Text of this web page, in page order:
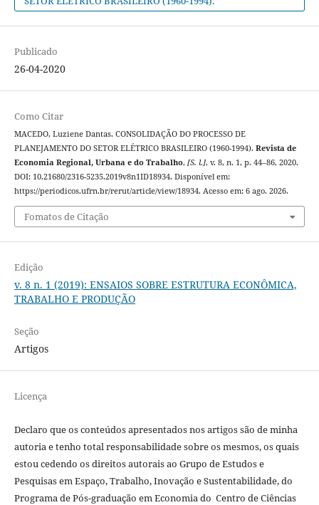
Publicado
26-04-2020
Como Citar
MACEDO, Luziene Dantas. CONSOLIDAÇÃO DO PROCESSO DE
PLANEJAMENTO DO SETOR ELÉTRICO BRASILEIRO (1960-1994). Revista de
Economia Regional, Urbana e do Trabalho, [S. l.], v. 8, n. 1, p. 44–86, 2020.
DOI: 10.21680/2316-5235.2019v8n1ID18934. Disponível em:
https://periodicos.ufrn.br/rerut/article/view/18934. Acesso em: 6 ago. 2026.
Fomatos de Citação
Edição
v. 8 n. 1 (2019): ENSAIOS SOBRE ESTRUTURA ECONÔMICA,
TRABALHO E PRODUÇÃO
Seção
Artigos
Licença
Declaro que os conteúdos apresentados nos artigos são de minha
autoria e tenho total responsabilidade sobre os mesmos, os quais
estou cedendo os direitos autorais ao Grupo de Estudos e
Pesquisas em Espaço, Trabalho, Inovação e Sustentabilidade, do
Programa de Pós-graduação em Economia do Centro de Ciências